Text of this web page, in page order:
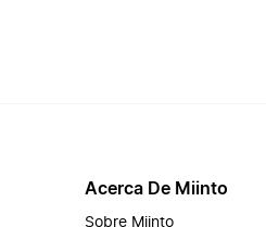
Acerca De Miinto
Sobre Miinto